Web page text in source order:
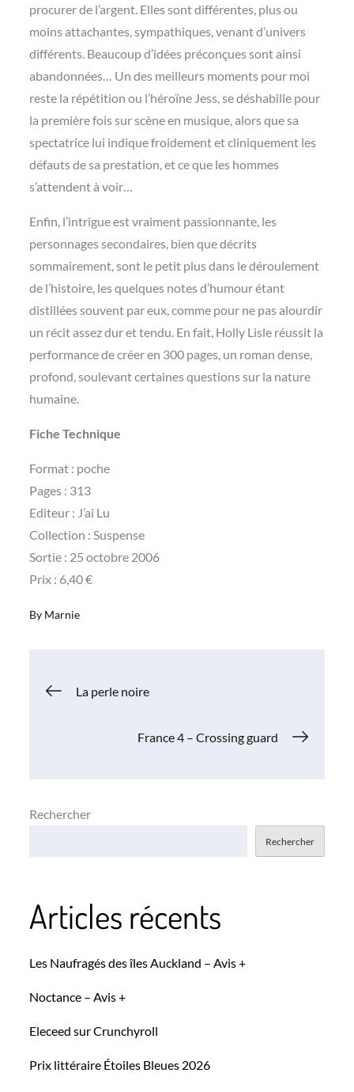
procurer de l’argent. Elles sont différentes, plus ou
moins attachantes, sympathiques, venant d’univers
différents. Beaucoup d’idées préconçues sont ainsi
abandonnées… Un des meilleurs moments pour moi
reste la répétition ou l’héroïne Jess, se déshabille pour
la première fois sur scène en musique, alors que sa
spectatrice lui indique froidement et cliniquement les
défauts de sa prestation, et ce que les hommes
s’attendent à voir…
Enfin, l’intrigue est vraiment passionnante, les
personnages secondaires, bien que décrits
sommairement, sont le petit plus dans le déroulement
de l’histoire, les quelques notes d’humour étant
distillées souvent par eux, comme pour ne pas alourdir
un récit assez dur et tendu. En fait, Holly Lisle réussit la
performance de créer en 300 pages, un roman dense,
profond, soulevant certaines questions sur la nature
humaine.
Fiche Technique
Format : poche
Pages : 313
Editeur : J’ai Lu
Collection : Suspense
Sortie : 25 octobre 2006
Prix : 6,40 €
By Marnie
Navigation
La perle noire
France 4 – Crossing guard
Rechercher
Rechercher
Articles récents
Les Naufragés des îles Auckland – Avis +
Noctance – Avis +
Eleceed sur Crunchyroll
Prix littéraire Étoiles Bleues 2026